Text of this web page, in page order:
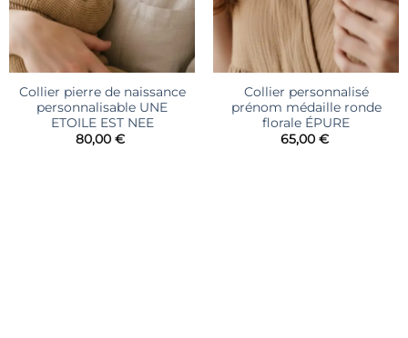
Collier pierre de naissance
personnalisable UNE
ETOILE EST NEE
80,00 €
Collier personnalisé
prénom médaille ronde
florale ÉPURE
65,00 €